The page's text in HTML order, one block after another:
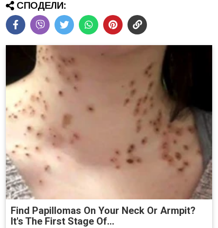
СПОДЕЛИ:
Find Papillomas On Your Neck Or Armpit?
It's The First Stage Of...